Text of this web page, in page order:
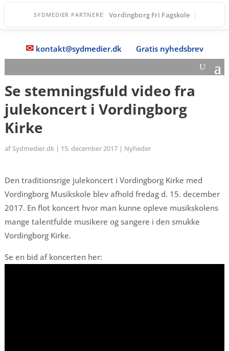
SYDMEDIER PARTNERE Vordingborg Fri Fagskole
✉ kontakt@sydmedier.dk Gratis nyhedsbrev
Se stemningsfuld video fra
julekoncert i Vordingborg
Kirke
af Sydmedier.dk| 15. december 2017| Nyheder
Den traditionsrige julekoncert i Vordingborg Kirke med
Vordingborg Musikskole blev afhold fredag d. 15. december
2017. En flot koncert hvor man kunne opleve musikskolens
mange talentfulde musikere og sangere i den smukke
Vordingborg Kirke.
Se en bid af koncerten her: